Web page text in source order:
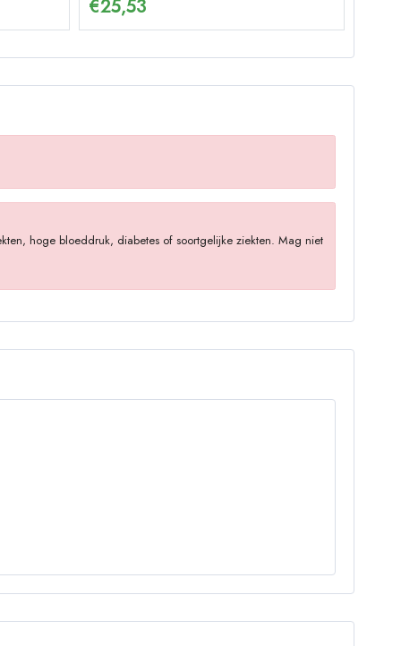
€25,53
hoge bloeddruk, diabetes of soortgelijke ziekten. Mag niet